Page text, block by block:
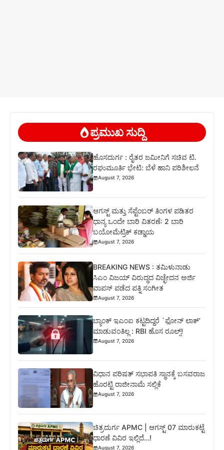
ಪ್ರಮುಖ ಸುದ್ದಿ
ಹೊಸದುರ್ಗ : ರೈತರ ಜಮೀನಿಗೆ ಸಚಿವ ಟಿ.
ರಘುಮೂರ್ತಿ ಭೇಟಿ: ಬೆಳೆ ಹಾನಿ ಪರಿಶೀಲನೆ
August 7, 2026
ಆಗಸ್ಟ್ ಮತ್ತು ಸೆಪ್ಟೆಂಬರ್ ತಿಂಗಳ ಪಡಿತರ
ಧಾನ್ಯ ಒಂದೇ ಬಾರಿ ವಿತರಣೆ: 2 ಬಾರಿ
ಬಯೋಮೆಟ್ರಿಕ್ ಕಡ್ಡಾಯ
August 7, 2026
BREAKING NEWS : ತಮಿಳುನಾಡು
ಸಿಎಂ ವಿಜಯ್ ವಿರುದ್ಧದ ವಿಚ್ಛೇದನ ಅರ್ಜಿ
ವಾಪಸ್ ಪಡೆದ ಪತ್ನಿ ಸಂಗೀತ
August 7, 2026
ಬ್ಯಾಂಕ್ ಇಎಂಐ ಕಟ್ಟದಿದ್ದರೆ `ಫೋನ್ ಲಾಕ್’
ಮಾಡುವಂತಿಲ್ಲ : RBI ಹೊಸ ರೂಲ್ಸ್!
August 7, 2026
ವಿಧಾನ ಪರಿಷತ್‌ ಸಭಾಪತಿ ಸ್ಥಾನಕ್ಕೆ ಬಸವರಾಜ
ಹೊರಟ್ಟಿ ರಾಜೀನಾಮೆ ಸಲ್ಲಿಕೆ
August 7, 2026
ಚಿತ್ರದುರ್ಗ APMC | ಆಗಸ್ಟ್ 07 ಮಾರುಕಟ್ಟೆ
ಧಾರಣೆ ವಿವಿರ ಇಲ್ಲಿದೆ…!
August 7, 2026